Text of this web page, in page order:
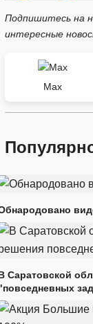
Подпишитесь на
интересные
Max
Саратовской